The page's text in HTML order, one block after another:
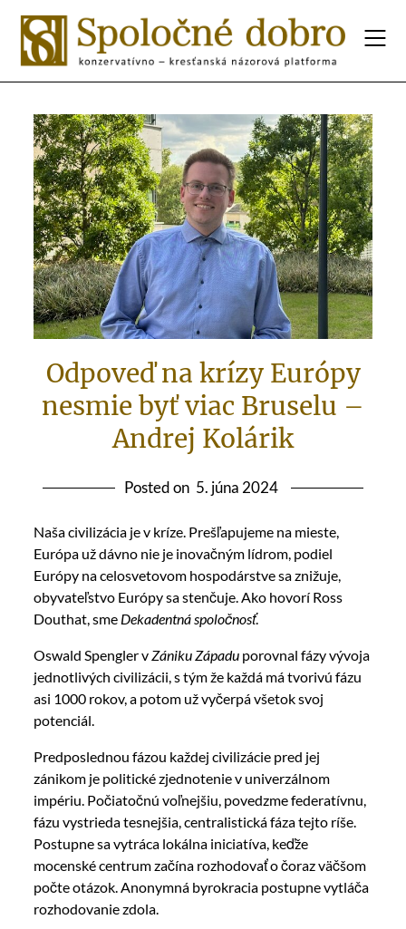
Odpoveď na krízy Európy
nesmie byť viac Bruselu –
Andrej Kolárik
Posted on 5. júna 2024
Naša civilizácia je v kríze. Prešľapujeme na mieste,
Európa už dávno nie je inovačným lídrom, podiel
Európy na celosvetovom hospodárstve sa znižuje,
obyvateľstvo Európy sa stenčuje. Ako hovorí Ross
Douthat, sme Dekadentná spoločnosť.
Oswald Spengler vZániku Západu porovnal fázy vývoja
jednotlivých civilizácii, s tým že každá má tvorivú fázu
asi 1000 rokov, a potom už vyčerpá všetok svoj
potenciál.
Predposlednou fázou každej civilizácie pred jej
zánikom je politické zjednotenie v univerzálnom
impériu. Počiatočnú voľnejšiu, povedzme federatívnu,
fázu vystrieda tesnejšia, centralistická fáza tejto ríše.
Postupne sa vytráca lokálna iniciatíva, keďže
mocenské centrum začína rozhodovať o čoraz väčšom
počte otázok. Anonymná byrokracia postupne vytláča
rozhodovanie zdola.